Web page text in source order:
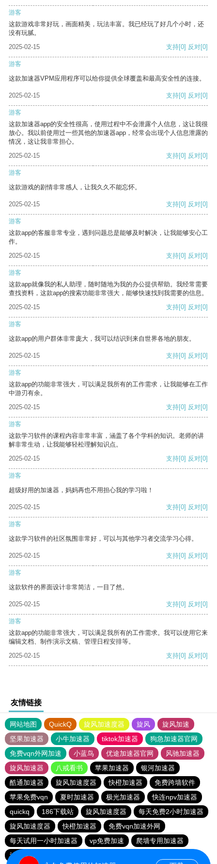
游客
这款游戏非常好玩，画面精美，玩法丰富。我已经玩了好几个小时，还
没有玩腻。
2025-02-15
支持[0] 反对[0]
游客
这款加速器VPM应用程序可以给你提供全球覆盖和最高安全性的连接。
2025-02-15 支持[0] 反对[0]
游客
这款加速器app的安全性很高，使用过程中不会泄露个人信息，这让我很
放心。我以前使用过一些其他的加速器app，经常会出现个人信息泄露的
情况，这让我非常担心。
2025-02-15
支持[0] 反对[0]
游客
这款游戏的剧情非常感人，让我久久不能忘怀。
2025-02-15 支持[0] 反对[0]
游客
这款app的客服非常专业，遇到问题总是能够及时解决，让我能够安心工
作。
2025-02-15
支持[0] 反对[0]
游客
这款app就像我的私人助理，随时随地为我的办公提供帮助。我经常需要
查找资料，这款app的搜索功能非常强大，能够快速找到我需要的信息。
2025-02-15
支持[0] 反对[0]
游客
这款app的用户群体非常庞大，我可以结识到来自世界各地的朋友。
2025-02-15 支持[0] 反对[0]
游客
这款app的功能非常强大，可以满足我所有的工作需求，让我能够在工作
中游刃有余。
2025-02-15
支持[0] 反对[0]
游客
这款学习软件的课程内容非常丰富，涵盖了各个学科的知识。老师的讲
解非常生动，让我能够轻松理解知识点。
2025-02-15
支持[0] 反对[0]
游客
超级好用的加速器，妈妈再也不用担心我的学习啦！
2025-02-15 支持[0] 反对[0]
游客
这款学习软件的社区氛围非常好，可以与其他学习者交流学习心得。
2025-02-15 支持[0] 反对[0]
游客
这款软件的界面设计非常简洁，一目了然。
2025-02-15 支持[0] 反对[0]
游客
这款app的功能非常强大，可以满足我所有的工作需求。我可以使用它来
编辑文档、制作演示文稿、管理日程安排等。
2025-02-15
支持[0] 反对[0]
友情链接
网站地图 QuickQ 旋风加速度器 旋风
旋风加速
坚果加速器
小牛加速器 tiktok加速器
狗急加速器官网
免费vqn外网加速
小蓝鸟 优途加速器官网
风驰加速器
旋风加速器
八戒看书 苹果加速器
银河加速器
酷通加速器
旋风加速度器 快橙加速器
免费跨墙软件
苹果免费vqn
夏时加速器 极光加速器
快连npv加速器
quickq
186下载站 旋风加速度器
每天免费2小时加速器
旋风加速度器
快橙加速器
免费vqn加速外网
每天试用一小时加速器
vp免费加速
爬墙专用加速器
油管加速器